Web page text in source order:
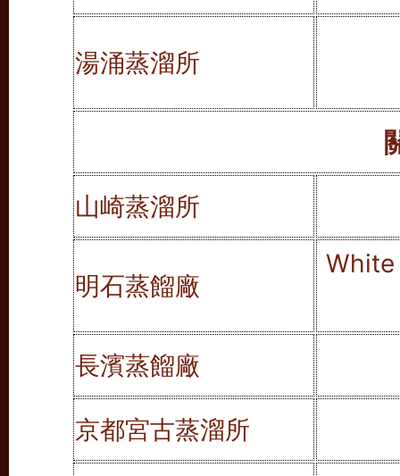
湯涌蒸溜所
山崎蒸溜所
明石蒸餾廠
White
長濱蒸餾廠
京都宮古蒸溜所